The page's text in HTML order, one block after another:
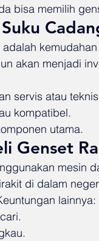
bisa memilih
akan menjadi
servis atau
kompatibel.
utama.
Genset
mesin
di dalam
lainnya: